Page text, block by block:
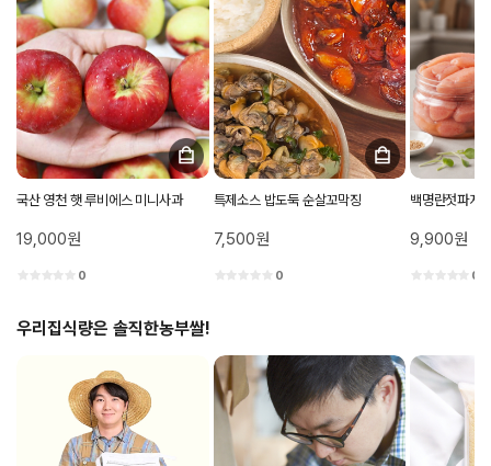
국산 영천 햇 루비에스 미니사과
19,000원
0
특제소스 밥도둑 순살꼬막징
7,500원
0
백명란젓파지
9,900원
0
우리집식량은 솔직한농부쌀!